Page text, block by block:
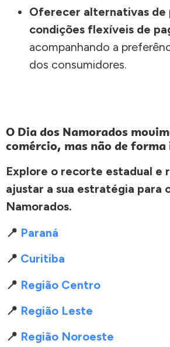
Oferecer alternativas de
condições flexíveis de
acompanhando a
dos consumidores.
O Dia dos Namorados
comércio, mas não de
Explore o recorte estadual e
ajustar a sua estratégia para
Namorados.
📍 ⁠ Paraná
📍 Curitiba
📍 Região Centro
📍 Região Leste
📍 Região Noroeste